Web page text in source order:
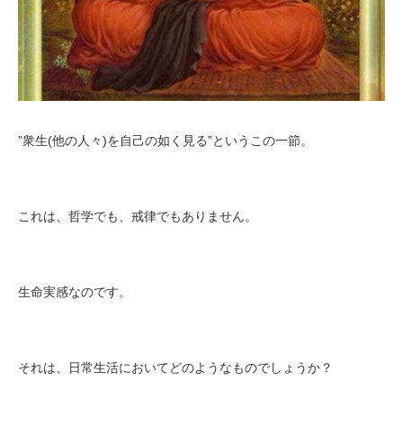
”衆生(他の人々)を自己の如く見る”というこの一節。
これは、哲学でも、戒律でもありません。
生命実感なのです。
それは、日常生活においてどのようなものでしょうか？